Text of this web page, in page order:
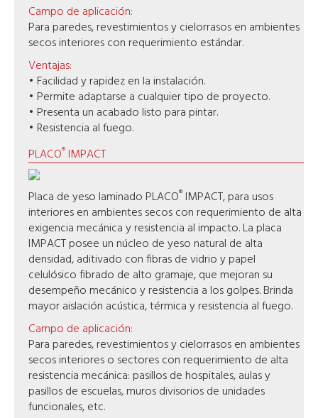
Campo de aplicación:
Para paredes, revestimientos y cielorrasos en ambientes
secos interiores con requerimiento estándar.
Ventajas:
• Facilidad y rapidez en la instalación.
• Permite adaptarse a cualquier tipo de proyecto.
• Presenta un acabado listo para pintar.
• Resistencia al fuego.
PLACO® IMPACT
Placa de yeso laminado PLACO® IMPACT, para usos
interiores en ambientes secos con requerimiento de alta
exigencia mecánica y resistencia al impacto. La placa
IMPACT posee un núcleo de yeso natural de alta
densidad, aditivado con fibras de vidrio y papel
celulósico fibrado de alto gramaje, que mejoran su
desempeño mecánico y resistencia a los golpes. Brinda
mayor aislación acústica, térmica y resistencia al fuego.
Campo de aplicación:
Para paredes, revestimientos y cielorrasos en ambientes
secos interiores o sectores con requerimiento de alta
resistencia mecánica: pasillos de hospitales, aulas y
pasillos de escuelas, muros divisorios de unidades
funcionales, etc.